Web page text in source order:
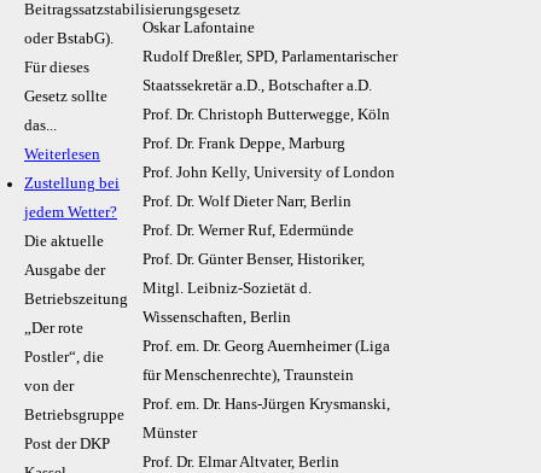
Beitragssatzstabilisierungsgesetz
oder BstabG).
Für dieses
Gesetz sollte
das...
Weiterlesen
Zustellung bei
jedem Wetter?
Die aktuelle
Ausgabe der
Betriebszeitung
„Der rote
Postler“, die
von der
Betriebsgruppe
Post der DKP
Oskar Lafontaine
Rudolf Dreßler, SPD, Parlamentarischer
Staatssekretär a.D., Botschafter a.D.
Prof. Dr. Christoph Butterwegge, Köln
Prof. Dr. Frank Deppe, Marburg
Prof. John Kelly, University of London
Prof. Dr. Wolf Dieter Narr, Berlin
Prof. Dr. Werner Ruf, Edermünde
Prof. Dr. Günter Benser, Historiker,
Mitgl. Leibniz-Sozietät d.
Wissenschaften, Berlin
Prof. em. Dr. Georg Auernheimer (Liga
für Menschenrechte), Traunstein
Prof. em. Dr. Hans-Jürgen Krysmanski,
Münster
Prof. Dr. Elmar Altvater, Berlin